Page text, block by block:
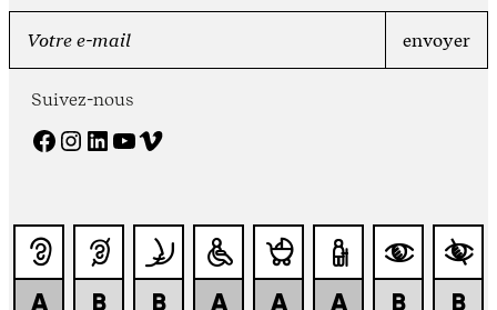
Suivez-nous
Facebook Instagram LinkedIn YouTube Vimeo